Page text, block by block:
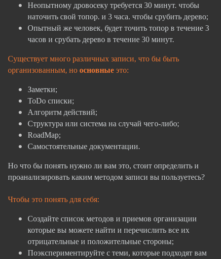
Неопытному дровосеку требуется 30 минут. чтобы
наточить свой топор. и 3 часа. чтобы срубить дерево;
Опытный же человек, будет точить топор в течение 3
часов и срубать дерево в течение 30 минут.
Существует много различных записи, что бы быть
организованным, но основные это:
Заметки;
ToDo списки;
Алгоритм действий;
Структура или система на случай чего-либо;
RoadMap;
Самостоятельные документации.
Но что бы понять нужно ли вам это, стоит определить и
проанализировать каким методом записи вы пользуетесь?
Чтобы это понять для себя:
Создайте список методов и приемов организации
которые вы можете найти и перечислить все их
отрицательные и положительные стороны;
Поэкспериментируйте с теми, которые подходят вам